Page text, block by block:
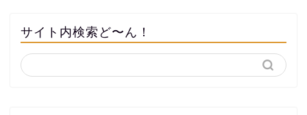
サイト内検索ど〜ん！